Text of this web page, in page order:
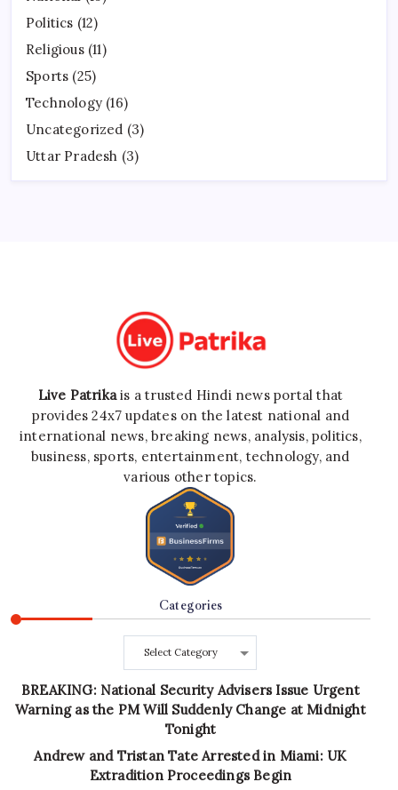
Politics (12)
Religious(11)
Sports (25)
Technology (16)
Uncategorized (3)
Uttar Pradesh (3)
Live Patrikais a trusted Hindi news portal that
provides 24x7 updates on the latest national and
international news, breaking news, analysis, politics,
business, sports, entertainment, technology, and
various other topics.
Categories
Categories
BREAKING: National Security Advisers Issue Urgent
Warning as the PM Will Suddenly Change at Midnight
Tonight
Andrew and Tristan Tate Arrested in Miami: UK
Extradition Proceedings Begin